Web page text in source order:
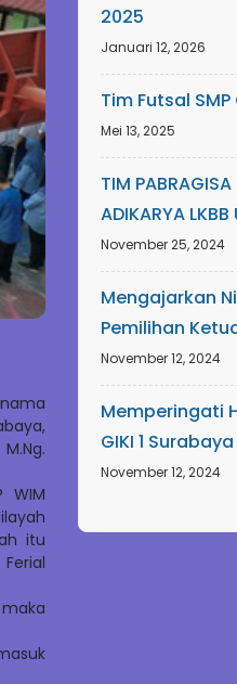
WIM
itu
2025
Januari 12, 2026
Tim Futsal SMP
Mei 13, 2025
TIM
ADIKARYA
November 25, 2024
Mengajarkan
Pemilihan
November 12, 2024
Memperingati
GIKI 1 Surabaya
November 12, 2024